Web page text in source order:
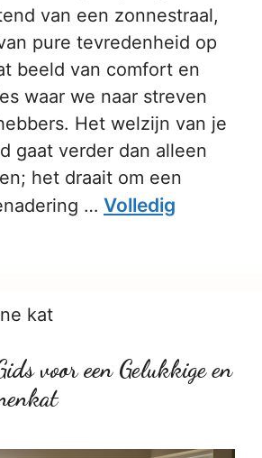
van een zonnestraal,
pure tevredenheid op
beeld van comfort en
waar we naar streven
Het welzijn van je
gaat verder dan alleen
het draait om een
… Volledig
kat
voor een Gelukkige en